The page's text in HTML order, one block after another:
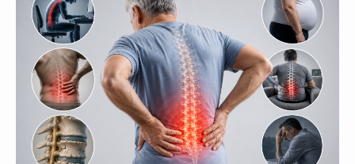
Записаться
на консультацию
Как вас зовут?*